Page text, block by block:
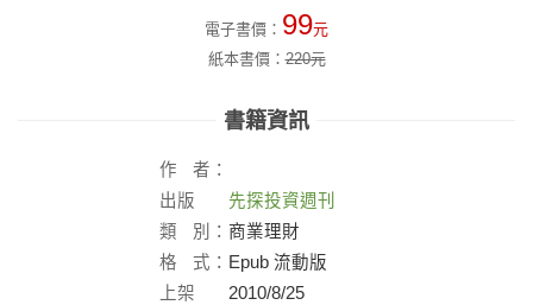
電子書價： 99元
紙本書價：220元
書籍資訊
作
者：
出版
社：
先探投資週刊
類
別： 商業理財
格
式： Epub 流動版
上架
2010/8/25